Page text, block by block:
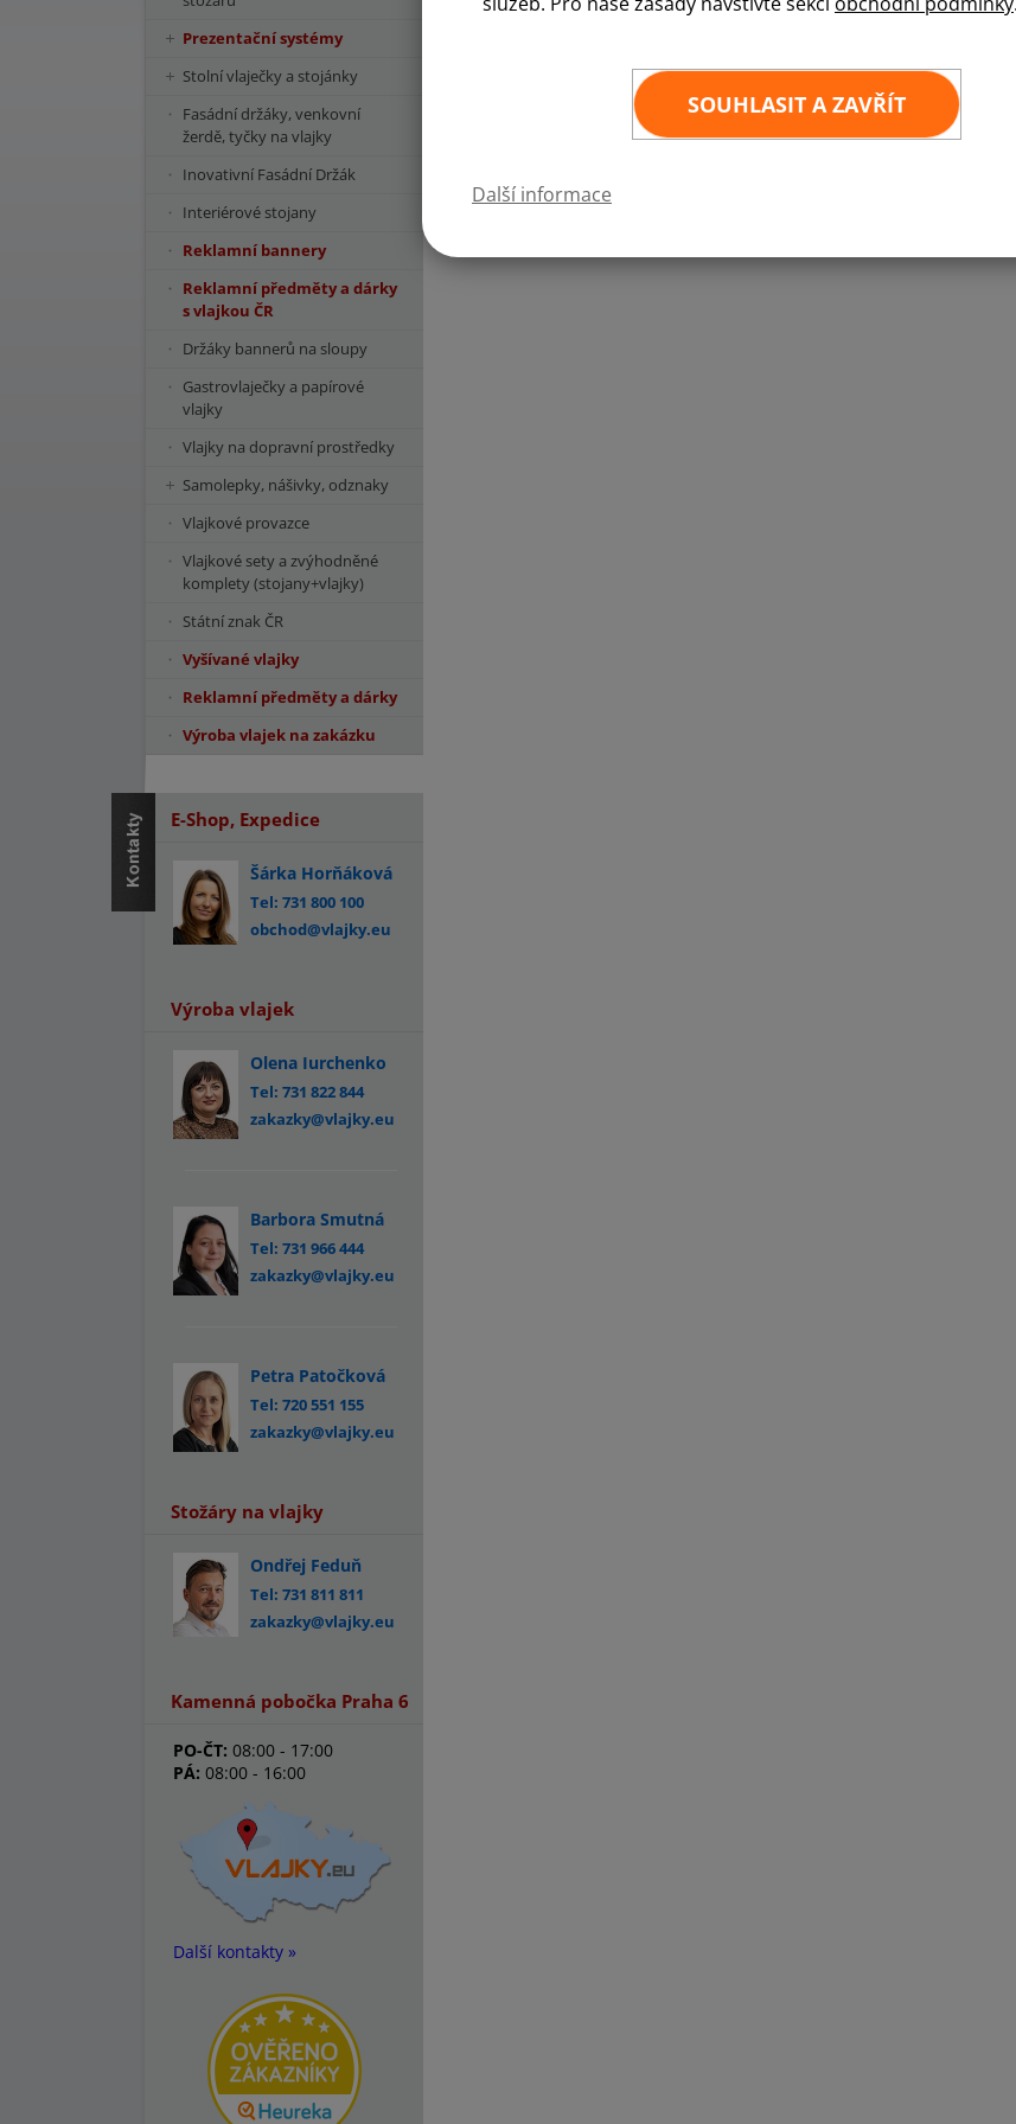
SOUHLASIT A ZAVŘÍT
Další informace
Nabízíme držák na stěnu na námi
1 ks
Prezentační systémy
Stolní vlaječky a stojánky
Fasádní držáky, venkovní
žerdě, tyčky na vlajky
Inovativní Fasádní Držák
Interiérové stojany
Reklamní bannery
Reklamní předměty a dárky
s vlajkou ČR
Držáky bannerů na sloupy
Gastrovlaječky a papírové
vlajky
Vlajky na dopravní prostředky
Samolepky, nášivky, odznaky
Vlajkové provazce
Vlajkové sety a zvýhodněné
komplety (stojany+vlajky)
Státní znak ČR
Vyšívané vlajky
Reklamní předměty a dárky
Výroba vlajek na zakázku
E-Shop, Expedice
Šárka Horňáková
Tel: 731 800 100
obchod@vlajky.eu
Výroba vlajek
Olena Iurchenko
Tel: 731 822 844
zakazky@vlajky.eu
Barbora Smutná
Tel: 731 966 444
zakazky@vlajky.eu
Petra Patočková
Tel: 720 551 155
zakazky@vlajky.eu
Stožáry na vlajky
Ondřej Feduň
Tel: 731 811 811
zakazky@vlajky.eu
Kamenná pobočka Praha 6
PO-ČT: 08:00 - 17:00
PÁ: 08:00 - 16:00
Další kontakty »